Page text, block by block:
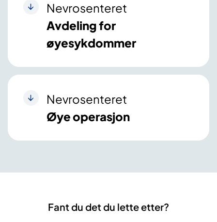
Nevrosenteret
Avdeling for
øyesykdommer
Nevrosenteret
Øye operasjon
Fant du det du lette etter?